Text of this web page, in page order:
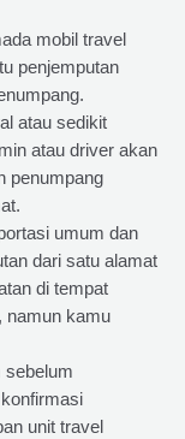
mobil travel
penjemputan
atau sedikit
atau driver akan
penumpang
umum dan
dari satu alamat
di tempat
namun kamu
sebelum
unit travel